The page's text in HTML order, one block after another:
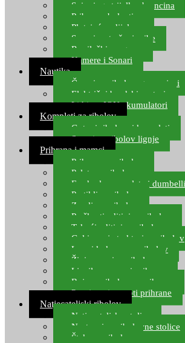
Spinning strijelke, brancina
Pribor za bolentino
Plutajuća odijela
Sonari za traženje ribe
Ronilački program
Kamere i Sonari
Nautika
Čamci za ribolov, gumenjaci
Električni brodski motori
Lithium ION akumulatori
Kompleti za ribolov
Gotovi ribolovni kompleti
Setovi za ribolov lignje
Prihrana i mamci
Prihrana za ribolov
Pelete za ribolov
Feeder lovne pelete i dumbelli
Partikli za ribolov
Zemlja za ribolov
Praškasti aditivi za ribolov
Tekući aditivi za ribolov
Gel i sprej atraktori za ribolov
Lovni kukuruz za ribolov
Živi mamci za ribolov
Ljepilo za crve i prihranu
Boje za ribolovnu prihranu
Provjereni recepti prihrane
Natjecateljski ribolov
Natjecateljske stolice
Nastavci za ribolovne stolice
Šteke za ribolov